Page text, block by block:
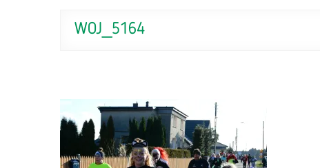
WOJ_5164